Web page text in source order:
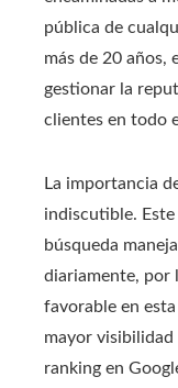
pública de
más de 20 años,
gestionar la
clientes en todo
La importancia
indiscutible.
búsqueda
diariamente, por
favorable en
mayor
ranking en